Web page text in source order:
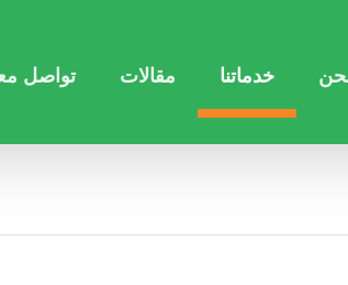
خدماتنا مقالات تواصل